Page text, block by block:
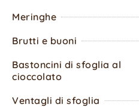
Meringhe
Brutti e buoni
Bastoncini di sfoglia al
cioccolato
Ventagli di sfoglia